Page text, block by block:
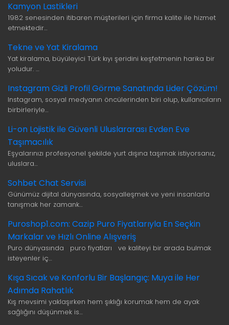
Kamyon Lastikleri
1982 senesinden itibaren müşterileri için firma kalite ile hizmet
etmektedir…
Tekne ve Yat Kiralama
Yat kiralama, büyüleyici Türk kıyı şeridini keşfetmenin harika bir
yoludur. …
Instagram Gizli Profil Görme Sanatında Lider Çözüm!
Instagram, sosyal medyanın öncülerinden biri olup, kullanıcıların
birbirleriyle…
Li-on Lojistik ile Güvenli Uluslararası Evden Eve
Taşımacılık
Eşyalarınızı profesyonel şekilde yurt dışına taşımak istiyorsanız,
uluslara…
Sohbet Chat Servisi
Günümüz dijital dünyasında, sosyalleşmek ve yeni insanlarla
tanışmak her zamank…
Puroshop1.com: Cazip Puro Fiyatlarıyla En Seçkin
Markalar ve Hızlı Online Alışveriş
Puro dünyasında puro fiyatları ve kaliteyi bir arada bulmak
isteyenler iç…
Kışa Sıcak ve Konforlu Bir Başlangıç: Muya ile Her
Adımda Rahatlık
Kış mevsimi yaklaşırken hem şıklığı korumak hem de ayak
sağlığını düşünmek is…